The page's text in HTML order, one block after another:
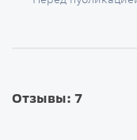
Отзывы: 7